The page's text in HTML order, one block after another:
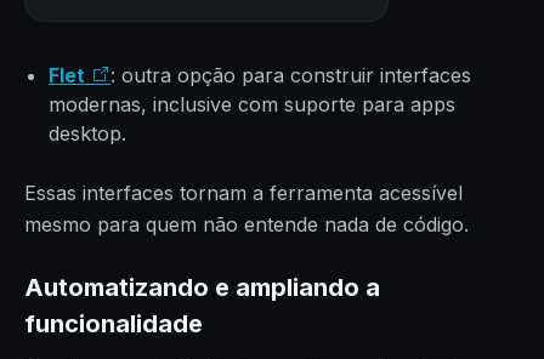
Flet
: outra opção para construir interfaces
modernas, inclusive com suporte para apps
desktop.
Essas interfaces tornam a ferramenta acessível
mesmo para quem não entende nada de código.
Automatizando e ampliando a
funcionalidade